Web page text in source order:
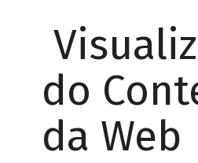
do
da Web